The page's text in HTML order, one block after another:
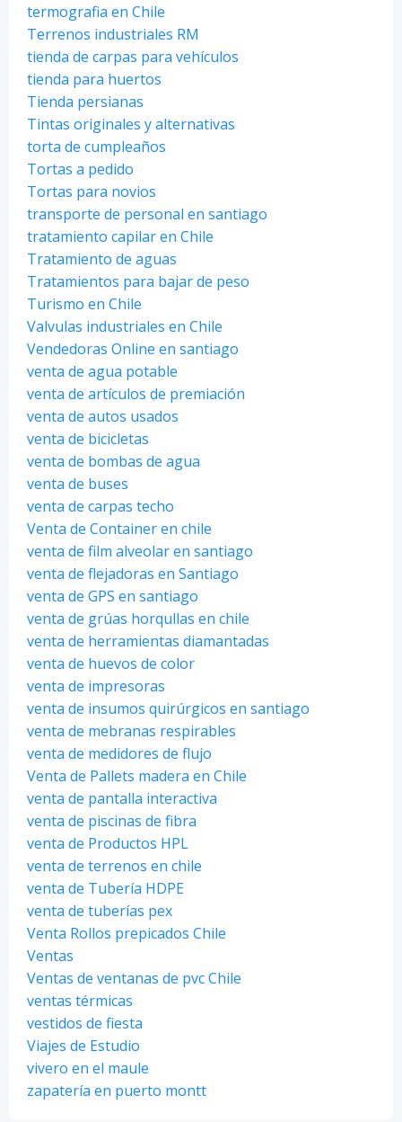
termografia en Chile
Terrenos industriales RM
tienda de carpas para vehículos
tienda para huertos
Tienda persianas
Tintas originales y alternativas
torta de cumpleaños
Tortas a pedido
Tortas para novios
transporte de personal en santiago
tratamiento capilar en Chile
Tratamiento de aguas
Tratamientos para bajar de peso
Turismo en Chile
Valvulas industriales en Chile
Vendedoras Online en santiago
venta de agua potable
venta de artículos de premiación
venta de autos usados
venta de bicicletas
venta de bombas de agua
venta de buses
venta de carpas techo
Venta de Container en chile
venta de film alveolar en santiago
venta de flejadoras en Santiago
venta de GPS en santiago
venta de grúas horqullas en chile
venta de herramientas diamantadas
venta de huevos de color
venta de impresoras
venta de insumos quirúrgicos en santiago
venta de mebranas respirables
venta de medidores de flujo
Venta de Pallets madera en Chile
venta de pantalla interactiva
venta de piscinas de fibra
venta de Productos HPL
venta de terrenos en chile
venta de Tubería HDPE
venta de tuberías pex
Venta Rollos prepicados Chile
Ventas
Ventas de ventanas de pvc Chile
ventas térmicas
vestidos de fiesta
Viajes de Estudio
vivero en el maule
zapatería en puerto montt